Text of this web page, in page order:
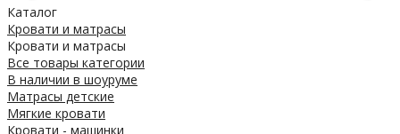
Каталог
Кровати и матрасы
Кровати и матрасы
Все товары категории
В наличии в шоуруме
Матрасы детские
Мягкие кровати
Кровати - машинки